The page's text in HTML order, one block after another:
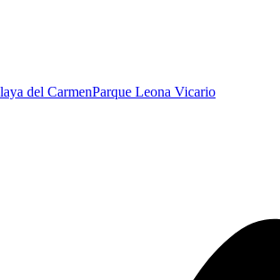
del CarmenParque Leona Vicario